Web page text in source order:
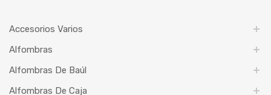
Accesorios Varios
Alfombras
Alfombras De Baúl
Alfombras De Caja